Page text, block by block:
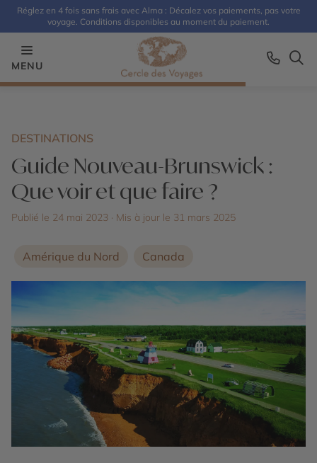
Réglez en 4 fois sans frais avec Alma : Décalez vos paiements, pas votre
voyage. Conditions disponibles au moment du paiement.
MENU
DESTINATIONS
Guide Nouveau-Brunswick :
Que voir et que faire ?
Publié le 24 mai 2023 · Mis à jour le 31 mars 2025
Amérique du Nord Canada